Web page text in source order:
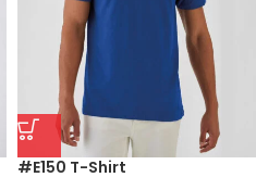
#E150 T-Shirt